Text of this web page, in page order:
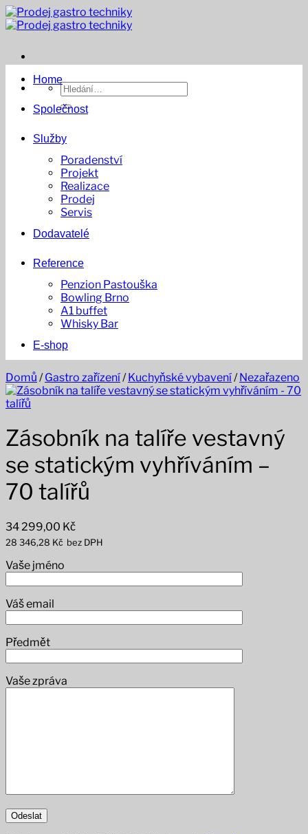
Přeskočit
na
Hledat:
Home
Společnost
Služby
Poradenství
Projekt
Realizace
Prodej
Servis
Dodavatelé
Reference
Penzion Pastouška
Bowling Brno
A1 buffet
Whisky Bar
E-shop
Domů / Gastro zařízení/ Kuchyňské vybavení/ Nezařazeno
Zásobník na talíře vestavný
se statickým vyhříváním –
70 talířů
34 299,00 Kč
28 346,28 Kč bez DPH
Vaše jméno
Váš email
Předmět
Vaše zpráva